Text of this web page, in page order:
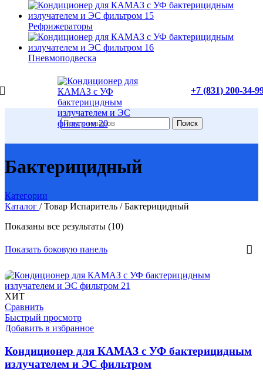
Рефрижераторы
Пневмоподвеска
+7 (831) 200-34-
Поиск
Бактерицидный
Категории
Каталог / Товар Испаритель / Бактерицидный
Показаны все результаты (10)
Показать боковую панель
ХИТ
Сравнить
Быстрый просмотр
Добавить в избранное
Кондиционер для КАМАЗ с УФ бактерицидным
излучателем и ЭС фильтром